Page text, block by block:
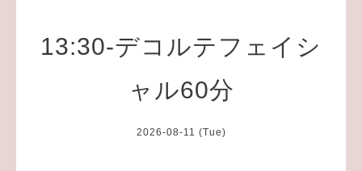
13:30-デコルテフェイシ
ャル60分
2026-08-11 (Tue)